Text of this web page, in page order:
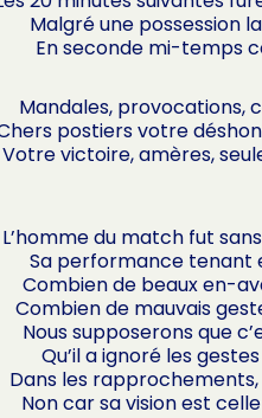
Malgré une possession
En seconde mi-temps
Mandales, provocations,
postiers votre
Votre victoire, amères,
L’homme du match fut
Sa performance tenant
Combien de beaux en-
Combien de mauvais
Nous supposerons que
Qu’il a ignoré les
Dans les
Non car sa vision est